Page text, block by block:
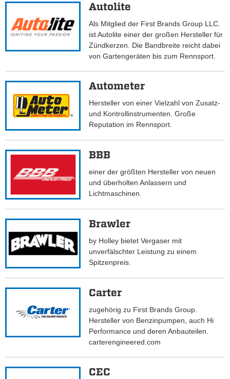
Autolite
Als Mitglied der First Brands Group LLC.
ist Autolite einer der großen Hersteller für
Zündkerzen. Die Bandbreite reicht dabei
von Gartengeräten bis zum Rennsport.
Autometer
Hersteller von einer Vielzahl von Zusatz-
und Kontrollinstrumenten. Große
Reputation im Rennsport.
BBB
einer der größten Hersteller von neuen
und überholten Anlassern und
Lichtmaschinen.
Brawler
by Holley bietet Vergaser mit
unverfälschter Leistung zu einem
Spitzenpreis.
Carter
zugehörig zu First Brands Group.
Hersteller von Benzinpumpen, auch Hi
Performance und deren Anbauteilen.
carterengineered.com
CEC